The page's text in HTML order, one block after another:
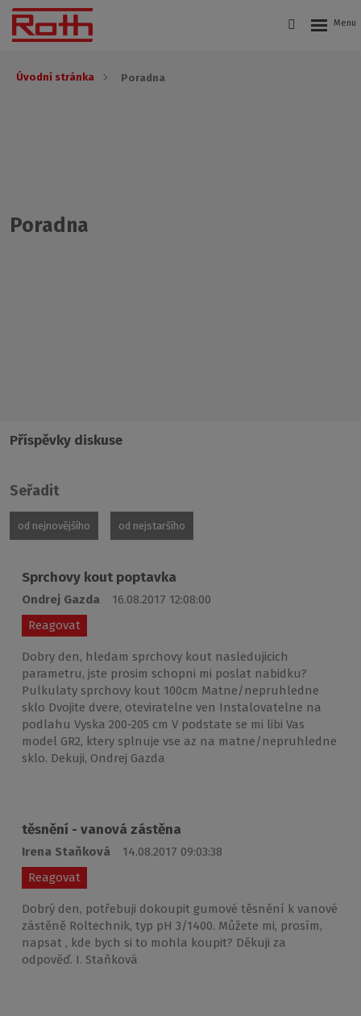
Úvodní stránka Poradna
Poradna
Příspěvky diskuse
Seřadit
od nejnovějšího od nejstaršího
Sprchovy kout poptavka
Ondrej Gazda
16.08.2017 12:08:00
Reagovat
Dobry den, hledam sprchovy kout nasledujicich
parametru, jste prosim schopni mi poslat nabidku?
Pulkulaty sprchovy kout 100cm Matne/nepruhledne
sklo Dvojite dvere, oteviratelne ven Instalovatelne na
podlahu Vyska 200-205 cm V podstate se mi libi Vas
model GR2, ktery splnuje vse az na matne/nepruhledne
sklo. Dekuji, Ondrej Gazda
těsnění - vanová zástěna
Irena Staňková
14.08.2017 09:03:38
Reagovat
Dobrý den, potřebuji dokoupit gumové těsnění k vanové
zástěně Roltechnik, typ pH 3/1400. Můžete mi, prosím,
napsat , kde bych si to mohla koupit? Děkuji za
odpověď. I. Staňková